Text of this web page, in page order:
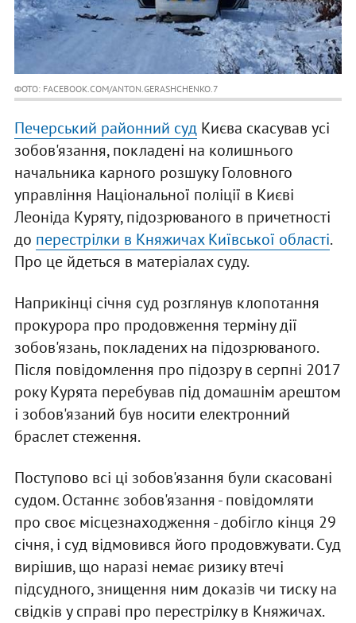
ФОТО: FACEBOOK.COM/ANTON.GERASHCHENKO.7
Печерський районний судКиєва скасував усі
зобов'язання, покладені на колишнього
начальника карного розшуку Головного
управління Національної поліції в Києві
Леоніда Куряту, підозрюваного в причетності
до перестрілки в Княжичах Київської області.
Про це йдеться в матеріалах суду.
Наприкінці січня суд розглянув клопотання
прокурора про продовження терміну дії
зобов'язань, покладених на підозрюваного.
Після повідомлення про підозру в серпні 2017
року Курята перебував під домашнім арештом
і зобов'язаний був носити електронний
браслет стеження.
Поступово всі ці зобов'язання були скасовані
судом. Останнє зобов'язання - повідомляти
про своє місцезнаходження - добігло кінця 29
січня, і суд відмовився його продовжувати. Суд
вирішив, що наразі немає ризику втечі
підсудного, знищення ним доказів чи тиску на
свідків у справі про перестрілку в Княжичах.